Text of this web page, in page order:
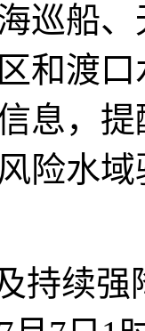
巡船
和渡
息，
险水
续强